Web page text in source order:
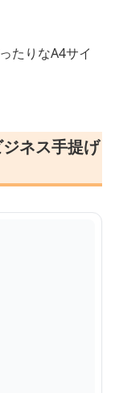
たりなA4サイ
ネス手提げ